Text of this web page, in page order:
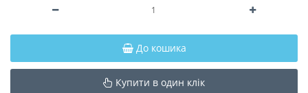
До кошика
Купити в один клік